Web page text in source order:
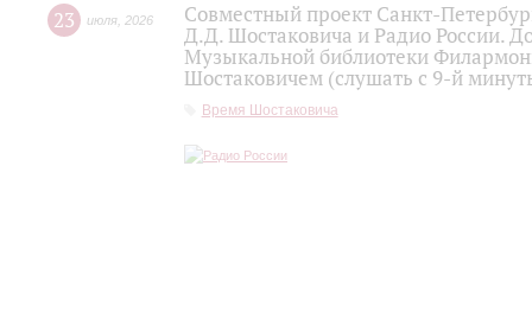
23 июля 2026
Совместный проект Санкт-
Д.Д. Шостаковича и Радио России.
Музыкальной библиотеки
Шостаковичем (слушать с 9-й
Время Шостаковича